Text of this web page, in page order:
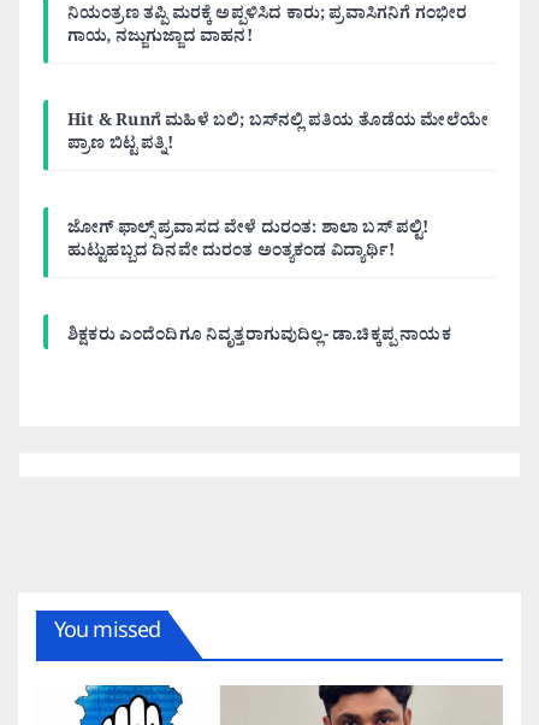
ನಿಯಂತ್ರಣ ತಪ್ಪಿ ಮರಕ್ಕೆ ಅಪ್ಪಳಿಸಿದ ಕಾರು; ಪ್ರವಾಸಿಗನಿಗೆ ಗಂಭೀರ
ಗಾಯ, ನಜ್ಜುಗುಜ್ಜಾದ ವಾಹನ!
Hit & Runಗೆ ಮಹಿಳೆ ಬಲಿ; ಬಸ್‌ನಲ್ಲಿ ಪತಿಯ ತೊಡೆಯ ಮೇಲೆಯೇ
ಪ್ರಾಣ ಬಿಟ್ಟ ಪತ್ನಿ!
ಜೋಗ್ ಫಾಲ್ಸ್ ಪ್ರವಾಸದ ವೇಳೆ ದುರಂತ: ಶಾಲಾ ಬಸ್ ಪಲ್ಟಿ!
ಹುಟ್ಟುಹಬ್ಬದ ದಿನವೇ ದುರಂತ ಅಂತ್ಯಕಂಡ ವಿದ್ಯಾರ್ಥಿ!
ಶಿಕ್ಷಕರು ಎಂದೆಂದಿಗೂ ನಿವೃತ್ತರಾಗುವುದಿಲ್ಲ- ಡಾ.ಚಿಕ್ಕಪ್ಪ ನಾಯಕ
You missed